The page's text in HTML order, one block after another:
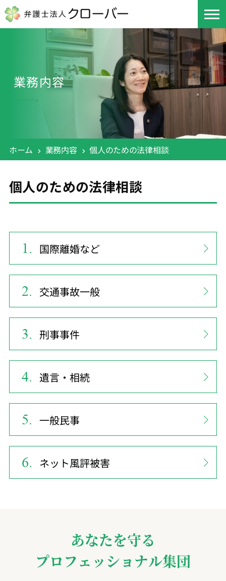
業務内容
ホーム 業務内容 個人のための法律相談
個人のための法律相談
国際離婚など
交通事故一般
刑事事件
遺言・相続
一般民事
ネット風評被害
あなたを守る
プロフェッショナル集団